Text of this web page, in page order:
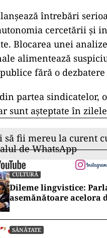
didactică;
școlilor,
adânci decalajele
sunt deja
reduce
a orelor
calificat;
urgentă de un
corective rapide.
întrebări
cercetării și
Blocarea unei